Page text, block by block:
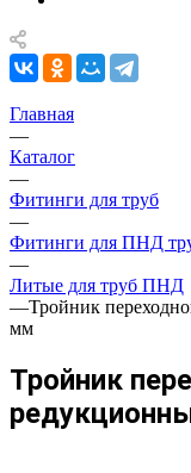
Главная
—
Каталог
—
Фитинги для труб
—
Фитинги для ПНД
—
Литые для труб ПНД
—Тройник
мм
Тройник